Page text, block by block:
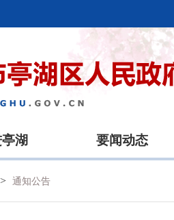
湖 要闻动态
> 通知公告